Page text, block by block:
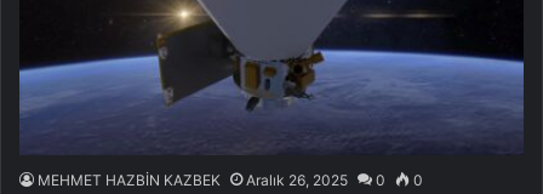
MEHMET HAZBİN KAZBEK Aralık 26, 2025 0 0